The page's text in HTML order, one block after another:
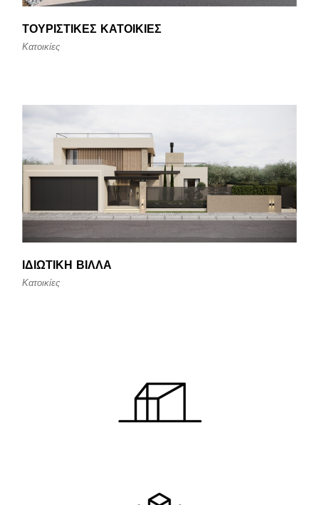
ΤΟΥΡΙΣΤΙΚΈΣ ΚΑΤΟΙΚΊΕΣ
Κατοικίες
ΙΔΙΩΤΙΚΉ ΒΊΛΛΑ
Κατοικίες